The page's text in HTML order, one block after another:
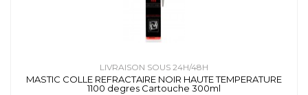
LIVRAISON SOUS 24H/48H
MASTIC COLLE REFRACTAIRE NOIR HAUTE TEMPERATURE
1100 degres Cartouche 300ml